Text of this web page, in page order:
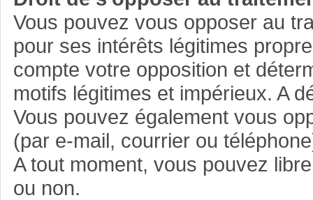
Vous pouvez vous opposer au
pour ses intérêts légitimes
compte votre opposition et
motifs légitimes et impérieux. A
Vous pouvez également vous
(par e-mail, courrier ou
A tout moment, vous pouvez
ou non.